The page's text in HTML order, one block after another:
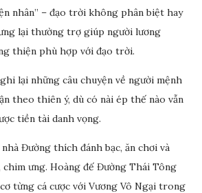
nhân” – đạo trời không phân biệt hay
lại thường trợ giúp người lương
thiện phù hợp với đạo trời.
lại những câu chuyện về người mệnh
theo thiên ý, dù có nài ép thế nào vẫn
tiền tài danh vọng.
Đường thích đánh bạc, ăn chơi và
ưng. Hoàng đế Đường Thái Tông
từng cá cược với Vương Vô Ngại trong